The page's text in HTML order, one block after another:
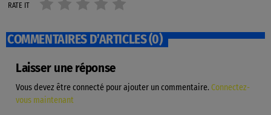
RATE IT
COMMENTAIRES D’ARTICLES (0)
Laisser une réponse
Vous devez être connecté pour ajouter un commentaire. Connectez-
vous maintenant